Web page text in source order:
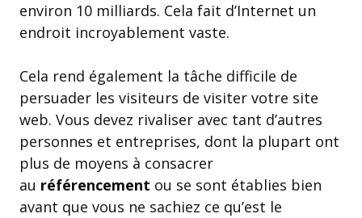
environ 10 milliards. Cela fait d’Internet un
endroit incroyablement vaste.
Cela rend également la tâche difficile de
persuader les visiteurs de visiter votre site
web. Vous devez rivaliser avec tant d’autres
personnes et entreprises, dont la plupart ont
plus de moyens à consacrer
au référencement ou se sont établies bien
avant que vous ne sachiez ce qu’est le